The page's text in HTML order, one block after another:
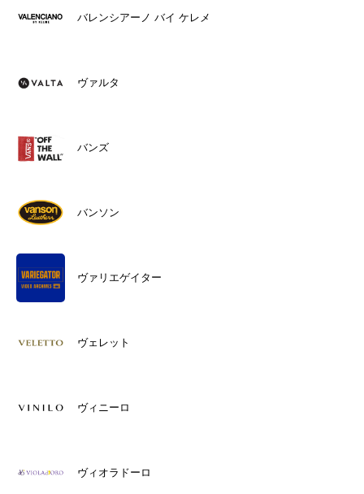
バレンシアーノ バイ ケレメ
ヴァルタ
バンズ
バンソン
ヴァリエゲイター
ヴェレット
ヴィニーロ
ヴィオラドーロ